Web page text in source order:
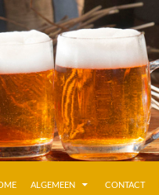
ALGEMEEN CONTACT